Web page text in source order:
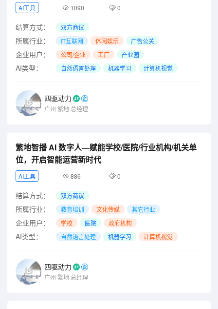
AI工具 1090 0
结算方式： 双方商议
所属行业： IT互联网 休闲娱乐 广告公关
企业用户： 公司/企业 工厂 产业园
AI类型： 自然语言处理 机器学习 计算机视觉
四驱动力
广州 繁地 总经理
繁地智播 AI 数字人—赋能学校/医院/行业机构/机关单
位，开启智能运营新时代
AI工具 886 0
结算方式： 双方商议
所属行业： 教育培训 文化传媒 其它行业
企业用户： 学校 医院 政府机构
AI类型： 自然语言处理 机器学习 计算机视觉
四驱动力
广州 繁地 总经理